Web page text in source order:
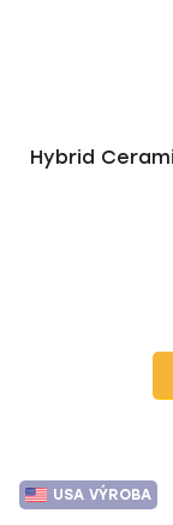
Hybrid
USA VÝROBA